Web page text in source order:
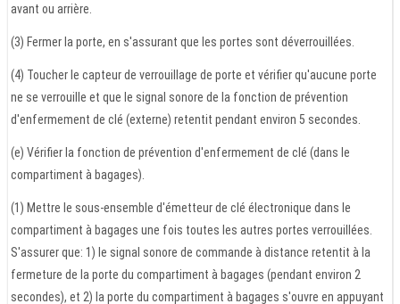
avant ou arrière.
(3) Fermer la porte, en s'assurant que les portes sont déverrouillées.
(4) Toucher le capteur de verrouillage de porte et vérifier qu'aucune porte
ne se verrouille et que le signal sonore de la fonction de prévention
d'enfermement de clé (externe) retentit pendant environ 5 secondes.
(e) Vérifier la fonction de prévention d'enfermement de clé (dans le
compartiment à bagages).
(1) Mettre le sous-ensemble d'émetteur de clé électronique dans le
compartiment à bagages une fois toutes les autres portes verrouillées.
S'assurer que: 1) le signal sonore de commande à distance retentit à la
fermeture de la porte du compartiment à bagages (pendant environ 2
secondes), et 2) la porte du compartiment à bagages s'ouvre en appuyant